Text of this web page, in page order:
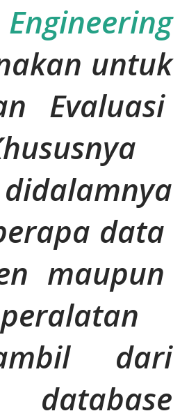
untuk
Evaluasi
data
maupun
dari
database